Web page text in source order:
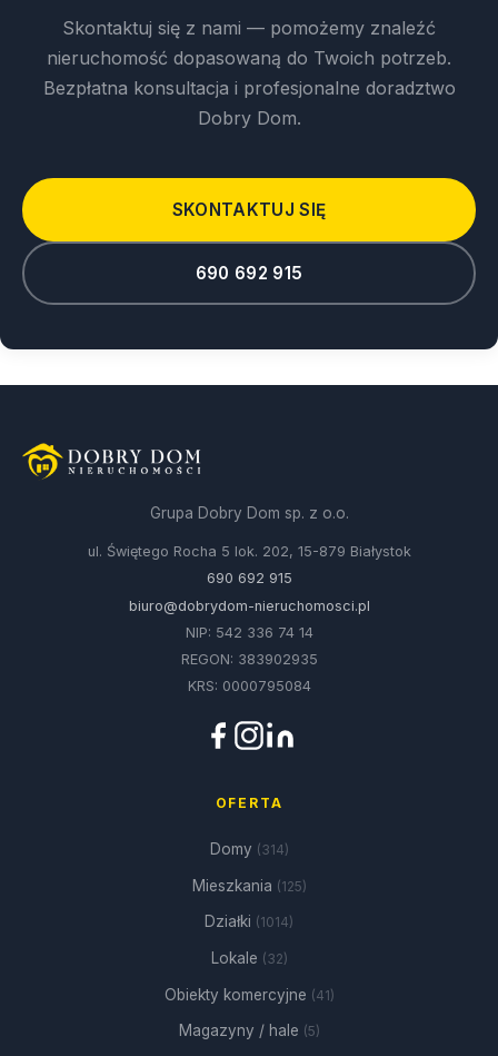
Skontaktuj się z nami — pomożemy znaleźć
nieruchomość dopasowaną do Twoich potrzeb.
Bezpłatna konsultacja i profesjonalne doradztwo
Dobry Dom.
SKONTAKTUJ SIĘ
690 692 915
Grupa Dobry Dom sp. z o.o.
ul. Świętego Rocha 5 lok. 202, 15-879 Białystok
690 692 915
biuro@dobrydom-nieruchomosci.pl
NIP: 542 336 74 14
REGON: 383902935
KRS: 0000795084
OFERTA
Domy (314)
Mieszkania (125)
Działki (1014)
Lokale (32)
Obiekty komercyjne (41)
Magazyny / hale (5)